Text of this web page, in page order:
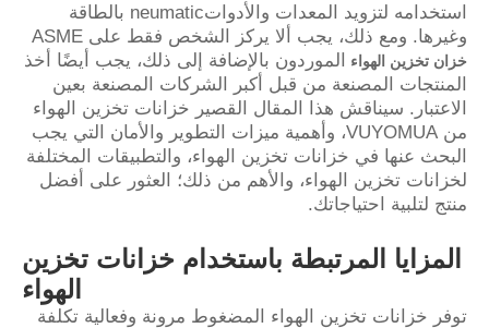
استخدامه لتزويد المعدات والأدواتneumatic بالطاقة
وغيرها. ومع ذلك، يجب ألا يركز الشخص فقط على ASME
خزان تخزين الهواء
الموردون بالإضافة إلى ذلك، يجب أيضًا أخذ
المنتجات المصنعة من قبل أكبر الشركات المصنعة بعين
الاعتبار. سيناقش هذا المقال القصير خزانات تخزين الهواء
من VUYOMUA، وأهمية ميزات التطوير والأمان التي يجب
البحث عنها في خزانات تخزين الهواء، والتطبيقات المختلفة
لخزانات تخزين الهواء، والأهم من ذلك؛ العثور على أفضل
منتج لتلبية احتياجاتك.
المزايا المرتبطة باستخدام خزانات تخزين
الهواء
توفر خزانات تخزين الهواء المضغوط مرونة وفعالية تكلفة